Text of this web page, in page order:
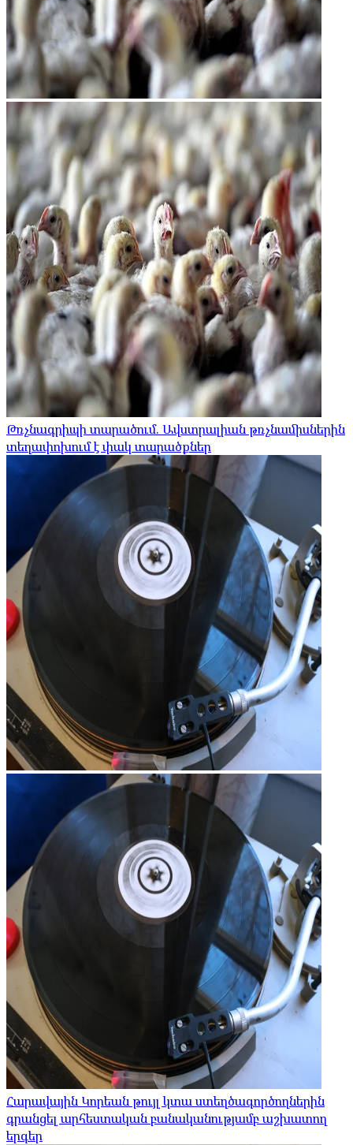
Թռչնագրիպի տարածում. Ավստրալիան թռչնամիսներին
տեղափոխում է փակ տարածքներ
Հարավային Կորեան թույլ կտա ստեղծագործողներին
գրանցել արհեստական ​​բանականությամբ աշխատող
երգեր